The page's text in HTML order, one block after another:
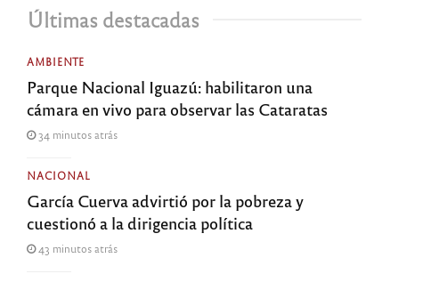
Últimas destacadas
AMBIENTE
Parque Nacional Iguazú: habilitaron una
cámara en vivo para observar las Cataratas
34 minutos atrás
NACIONAL
García Cuerva advirtió por la pobreza y
cuestionó a la dirigencia política
43 minutos atrás